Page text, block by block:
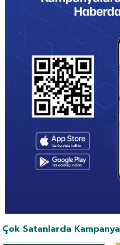
Çok Satanlarda Kampanya